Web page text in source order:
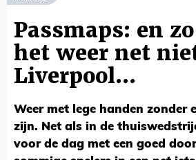
Passmaps: en
het weer net
Liverpool...
Weer met lege handen zonder
zijn. Net als in de
voor de dag met een goed